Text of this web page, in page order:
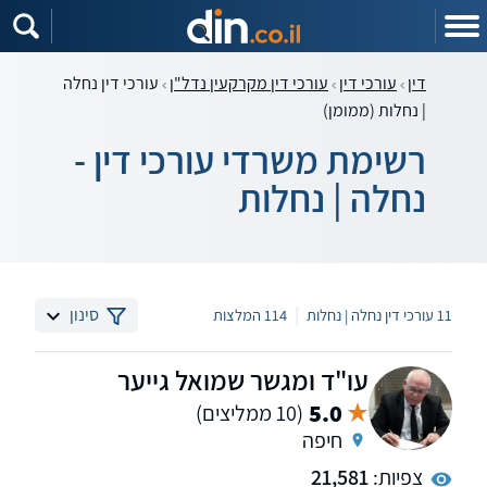
דין עורכי דין עורכי דין מקרקעין נדל"ן עורכי דין נחלה
| נחלות (ממומן)
רשימת משרדי עורכי דין -
נחלה | נחלות
11 עורכי דין נחלה | נחלות 114 המלצות סינון
עו"ד ומגשר שמואל גייער
5.0 (10 ממליצים)
חיפה
צפיות:21,581